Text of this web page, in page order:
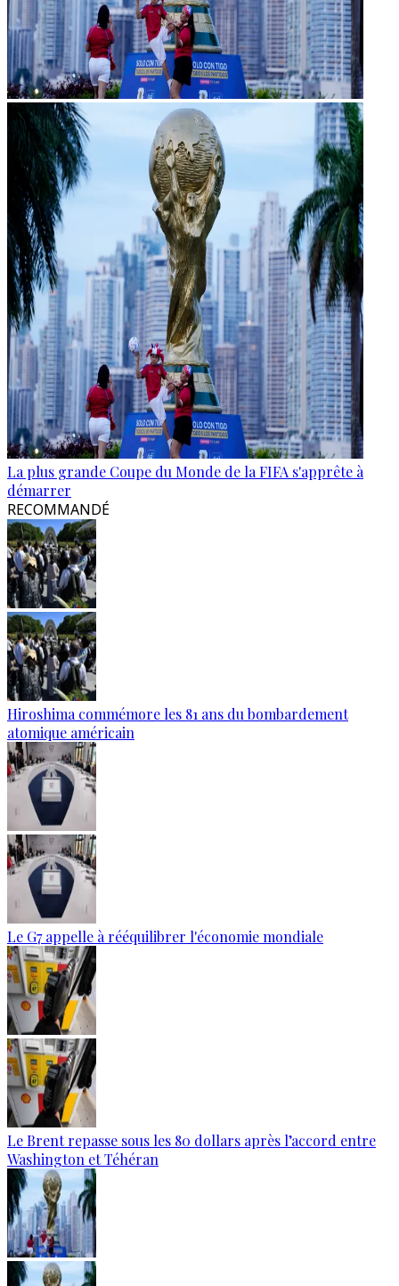
La plus grande Coupe du Monde de la FIFA s'apprête à
démarrer
RECOMMANDÉ
Hiroshima commémore les 81 ans du bombardement
atomique américain
Le G7 appelle à rééquilibrer l'économie mondiale
Le Brent repasse sous les 80 dollars après l’accord entre
Washington et Téhéran